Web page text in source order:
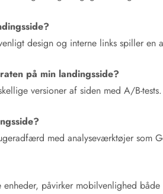
design og interne links spiller en
på min landingsside?
versioner af siden med A/B-tests.
med analyseværktøjer som
påvirker mobilvenlighed